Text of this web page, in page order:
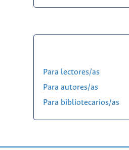
Para lectores/as
Para autores/as
Para bibliotecarios/as